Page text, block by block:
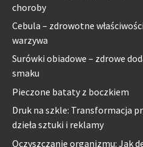
choroby
Cebula – zdrowotne
warzywa
Surówki obiadowe – zdrowe
smaku
Pieczone bataty z boczkiem
Druk na szkle: Transformacja
dzieła sztuki i reklamy
Oczyszczanie organizmu: Jak